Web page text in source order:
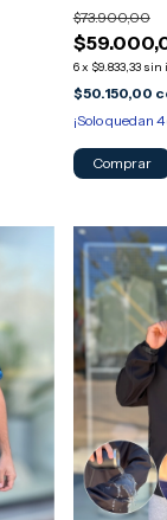
$73.900,00
6x $9.833,33 sin
$50.150,00
¡Solo quedan 4
Comprar